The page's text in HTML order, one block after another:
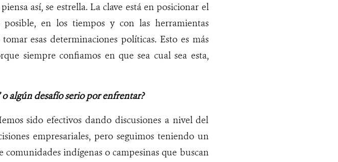
así, se estrella. La clave está en posicionar el
en los tiempos y con las herramientas
esas determinaciones políticas. Esto es más
siempre confiamos en que sea cual sea esta,
algún desafío serio por enfrentar?
sido efectivos dando discusiones a nivel del
empresariales, pero seguimos teniendo un
indígenas o campesinas que buscan